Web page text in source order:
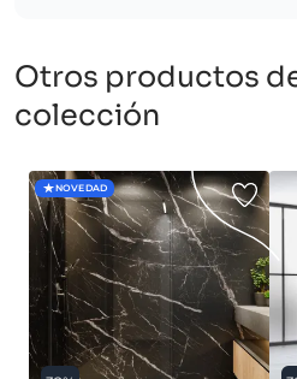
Otros productos
colección
NOVEDAD